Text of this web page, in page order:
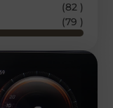
(82 )
(79 )